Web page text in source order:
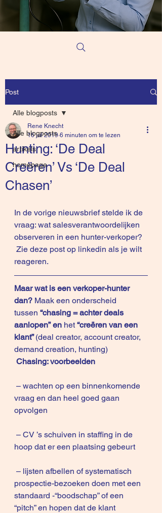
Post
Alle blogposts
artikels
homepage
Alle blogposts
Hunting: ‘De Deal
Creëren’ Vs ‘De Deal
Chasen’
Rene Knecht
16 jul 2019 6 minuten om te lezen
In de vorige nieuwsbrief stelde ik de
vraag: wat salesverantwoordelijken
observeren in een hunter-verkoper?
Zie deze post op linkedin als je wilt
reageren.
Maar wat is een verkoper-hunter
dan? Maak een onderscheid
tussen “chasing = achter deals
aanlopen” en het “creëren van een
klant” (deal creator, account creator,
demand creation, hunting)
Chasing: voorbeelden
vraag en dan heel goed gaan
opvolgen
hoop dat er een plaatsing gebeurt
prospectie-bezoeken doen met een
standaard -“boodschap” of een
“pitch” en hopen dat de klant